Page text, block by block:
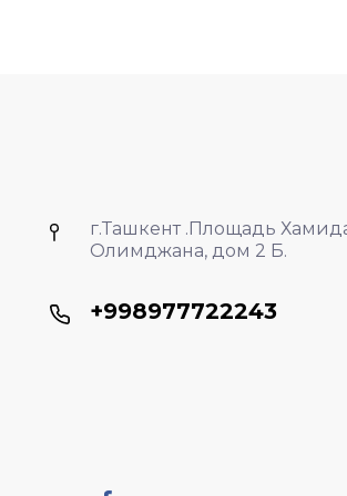
г.Ташкент .Площадь
Олимджана, дом 2 Б.
+998977722243